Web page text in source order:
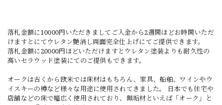
落札金額に10000円いただきましてご入金から2週間ほどお時間いただ
けますとにてウレタン艶消し両面完全仕上げにてご提供できます。
落札金額に20000円ほどいただけますとウレタン塗装よりも耐久性の
高いセラウッド塗装にてのご提供もできます。
オークは古くから欧米では床材はもちろん、家具、船舶、ワインやウ
イスキーの樽など様々な用途に使用されてきました。 日本でも住宅や
店舗などの床で幅広く使用されており、無垢材といえば「オーク」と